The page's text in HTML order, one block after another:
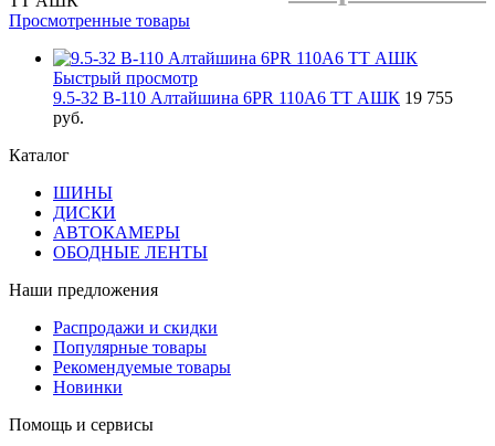
Просмотренные товары
Быстрый просмотр
9.5-32 В-110 Алтайшина 6PR 110A6 TT АШК 19 755
руб.
Каталог
ШИНЫ
ДИСКИ
АВТОКАМЕРЫ
ОБОДНЫЕ ЛЕНТЫ
Наши предложения
Распродажи и скидки
Популярные товары
Рекомендуемые товары
Новинки
Помощь и сервисы